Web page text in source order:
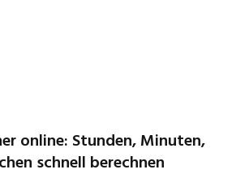
online: Stunden, Minuten,
schnell berechnen